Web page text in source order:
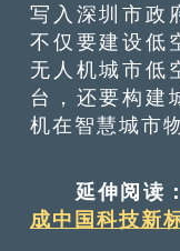
写入深圳市政
不仅要建设低
无人机城市低
台，还要构建
机在智慧城市
延伸阅读：
成中国科技新